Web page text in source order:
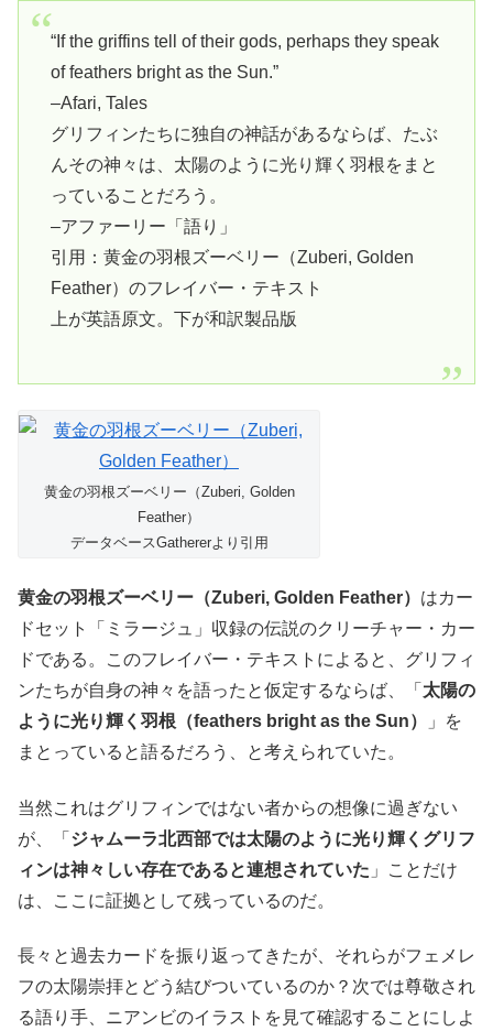
“If the griffins tell of their gods, perhaps they speak
of feathers bright as the Sun.”
–Afari, Tales
グリフィンたちに独自の神話があるならば、たぶ
んその神々は、太陽のように光り輝く羽根をまと
っていることだろう。
–アファーリー「語り」
引用：黄金の羽根ズーベリー（Zuberi, Golden
Feather）のフレイバー・テキスト
上が英語原文。下が和訳製品版
黄金の羽根ズーベリー（Zuberi, Golden
Feather）
データベースGathererより引用
黄金の羽根ズーベリー（Zuberi, Golden Feather） はカー
ドセット「ミラージュ」収録の伝説のクリーチャー・カー
ドである。このフレイバー・テキストによると、グリフィ
ンたちが自身の神々を語ったと仮定するならば、「 太陽の
ように光り輝く羽根（feathers bright as the Sun）
」を
まとっていると語るだろう、と考えられていた。
当然これはグリフィンではない者からの想像に過ぎない
が、「 ジャムーラ北西部では太陽のように光り輝くグリフ
ィンは神々しい存在であると連想されていた 」ことだけ
は、ここに証拠として残っているのだ。
長々と過去カードを振り返ってきたが、それらがフェメレ
フの太陽崇拝とどう結びついているのか？次では尊敬され
る語り手、ニアンビのイラストを見て確認することにしよ